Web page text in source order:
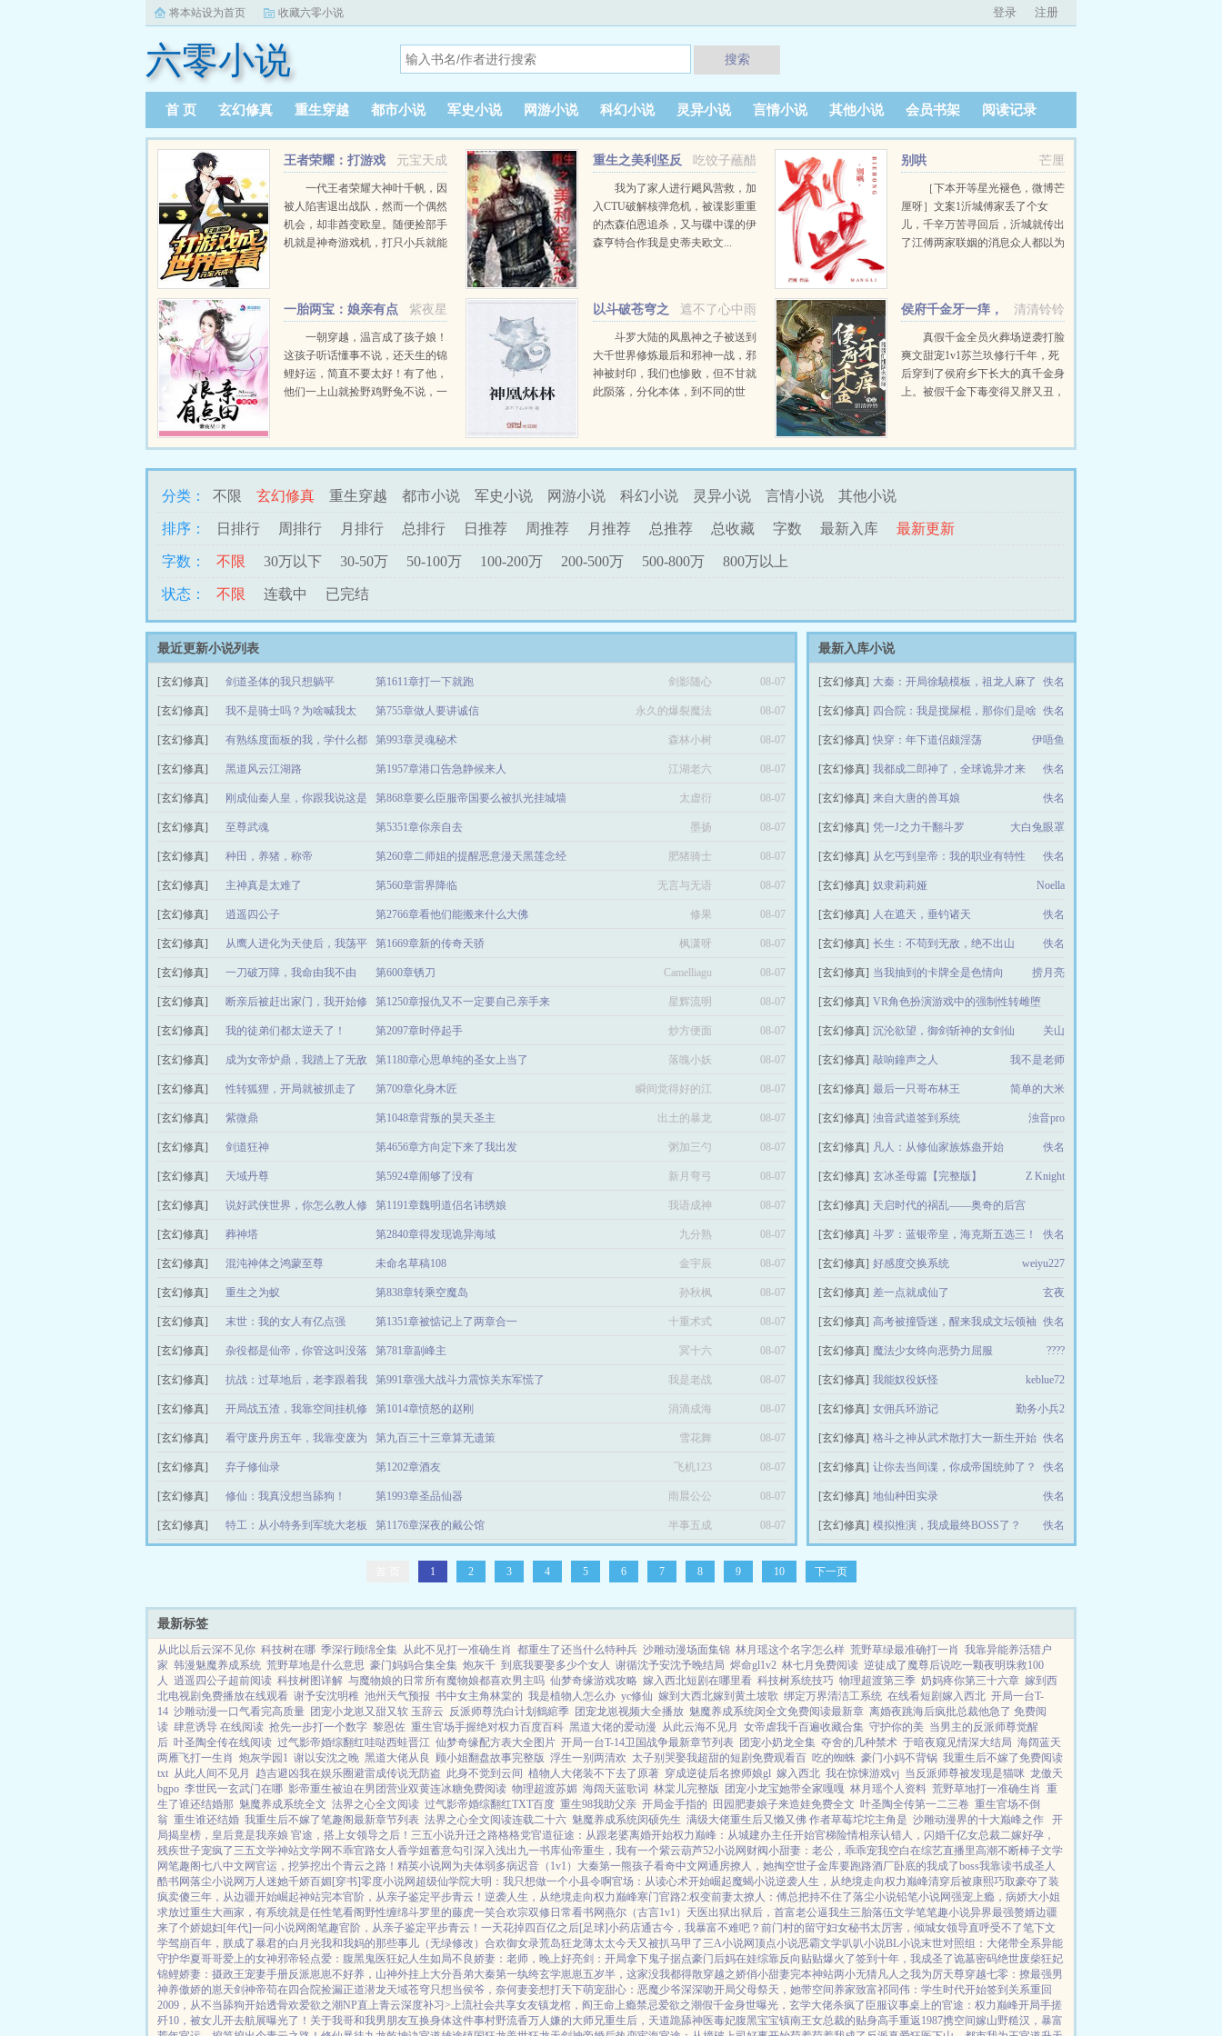
将本站设为首页 收藏六零小说 登录 注册
六零小说 搜索
首 页 玄幻修真 重生穿越 都市小说 军史小说 网游小说 科幻小说 灵异小说 言情小说 其他小说 会员书架 阅读记录
元宝天成
王者荣耀：打游戏
成世界首富
一代王者荣耀大神叶千帆，因
被人陷害退出战队，然而一个偶然
机会，却非酋变欧皇。随便捡部手
机就是神奇游戏机，打只小兵就能
思汗的坐骑一匹！...
吃饺子蘸醋
重生之美利坚反
我为了家人进行飓风营救，加
入CTU破解核弹危机，被谍影重重
的杰森伯恩追杀，又与碟中谍的伊
森亨特合作我是史蒂夫欧文...
芒厘
别哄
［下本开等星光褪色，微博芒
厘呀］文案1沂城傅家丢了个女
儿，千辛万苦寻回后，沂城就传出
了江傅两家联姻的消息众人都以为
紫夜星
一胎两宝：娘亲有点
一朝穿越，温言成了孩子娘！
这孩子听话懂事不说，还天生的锦
鲤好运，简直不要太好！有了他，
他们一上山就捡野鸡野兔不说，一
记忆力超群，学啥啥会，...
遮不了心中雨
以斗破苍穹之
姿武动大主宰
斗罗大陆的凤凰神之子被送到
大千世界修炼最后和邪神一战，邪
神被封印，我们也惨败，但不甘就
此陨落，分化本体，到不同的世
会让你知道，犯我大千者，杀无
清清铃铃
侯府千金牙一痒，
哥哥们排队火葬场
真假千金全员火葬场逆袭打脸
爽文甜宠1v1苏兰玖修行千年，死
后穿到了侯府乡下长大的真千金身
上。被假千金下毒变得又胖又丑，
假千...
分类： 不限 玄幻修真 重生穿越 都市小说 军史小说 网游小说 科幻小说 灵异小说 言情小说 其他小说
排序： 日排行 周排行 月排行 总排行 日推荐 周推荐 月推荐 总推荐 总收藏 字数 最新入库 最新更新
字数： 不限 30万以下 30-50万 50-100万 100-200万 200-500万 500-800万 800万以上
状态： 不限 连载中 已完结
最新入库小说
[玄幻修真] 大秦：开局徐驍模板，祖龙人麻了 佚名
[玄幻修真] 四合院：我是搅屎棍，那你们是啥 佚名
[玄幻修真] 快穿：年下道侣颇淫荡 伊唔鱼
[玄幻修真] 我都成二郎神了，全球诡异才来 佚名
[玄幻修真] 来自大唐的兽耳娘 佚名
[玄幻修真] 凭一J之力干翻斗罗 大白兔眼罩
[玄幻修真] 从乞丐到皇帝：我的职业有特性 佚名
[玄幻修真] 奴隶莉莉娅 Noella
[玄幻修真] 人在遮天，垂钓诸天 佚名
[玄幻修真] 长生：不苟到无敌，绝不出山 佚名
[玄幻修真] 当我抽到的卡牌全是色情向 捞月亮
[玄幻修真] VR角色扮演游戏中的强制性转雌堕
青烟雨
[玄幻修真] 沉沦欲望，御剑斩神的女剑仙 关山
[玄幻修真] 敲响鐘声之人 我不是老师
[玄幻修真] 最后一只哥布林王 简单的大米
[玄幻修真] 浊音武道签到系统 浊音pro
[玄幻修真] 凡人：从修仙家族炼蛊开始 佚名
[玄幻修真] 玄冰圣母篇【完整版】 Z Knight
[玄幻修真] 天启时代的祸乱——奥奇的后宫
神鬼剑士
[玄幻修真] 斗罗：蓝银帝皇，海克斯五选三！ 佚名
[玄幻修真] 好感度交换系统 weiyu227
[玄幻修真] 差一点就成仙了 玄夜
[玄幻修真] 高考被撞昏迷，醒来我成文坛领袖 佚名
[玄幻修真] 魔法少女终向恶势力屈服 ????
[玄幻修真] 我能奴役妖怪 keblue72
[玄幻修真] 女佣兵环游记 勤务小兵2
[玄幻修真] 格斗之神从武术散打大一新生开始 佚名
[玄幻修真] 让你去当间谍，你成帝国统帅了？ 佚名
[玄幻修真] 地仙种田实录 佚名
[玄幻修真] 模拟推演，我成最终BOSS了？ 佚名
最近更新小说列表
[玄幻修真] 剑道圣体的我只想躺平 第1611章打一下就跑 剑影随心 08-07
[玄幻修真] 我不是骑士吗？为啥喊我太
阳？
第755章做人要讲诚信 永久的爆裂魔法
使惠惠
08-07
[玄幻修真] 有熟练度面板的我，学什么都
快
第993章灵魂秘术 森林小树 08-07
[玄幻修真] 黑道风云江湖路 第1957章港口告急静候来人 江湖老六 08-07
[玄幻修真] 刚成仙秦人皇，你跟我说这是
洪荒
第868章要么臣服帝国要么被扒光挂城墙 太虚衍 08-07
[玄幻修真] 至尊武魂 第5351章你亲自去 墨扬 08-07
[玄幻修真] 种田，养猪，称帝 第260章二师姐的提醒恶意漫天黑莲念经 肥猪骑士 08-07
[玄幻修真] 主神真是太难了 第560章雷界降临 无言与无语 08-07
[玄幻修真] 逍遥四公子 第2766章看他们能搬来什么大佛 修果 08-07
[玄幻修真] 从鹰人进化为天使后，我荡平
诸神
第1669章新的传奇天骄 枫潇呀 08-07
[玄幻修真] 一刀破万障，我命由我不由
天！
第600章锈刀 Camelliagu 08-07
[玄幻修真] 断亲后被赶出家门，我开始修
仙
第1250章报仇又不一定要自己亲手来 星辉流明 08-07
[玄幻修真] 我的徒弟们都太逆天了！ 第2097章时停起手 炒方便面 08-07
[玄幻修真] 成为女帝炉鼎，我踏上了无敌
路
第1180章心思单纯的圣女上当了 落魄小妖 08-07
[玄幻修真] 性转狐狸，开局就被抓走了 第709章化身木匠 瞬间觉得好的江 08-07
[玄幻修真] 紫微鼎 第1048章背叛的昊天圣主 出土的暴龙 08-07
[玄幻修真] 剑道狂神 第4656章方向定下来了我出发 粥加三勺 08-07
[玄幻修真] 天域丹尊 第5924章闹够了没有 新月弯弓 08-07
[玄幻修真] 说好武侠世界，你怎么教人修
仙？
第1191章魏明道侣名讳绣娘 我语成神 08-07
[玄幻修真] 葬神塔 第2840章得发现诡异海域 九分熟 08-07
[玄幻修真] 混沌神体之鸿蒙至尊 未命名草稿108 金宇辰 08-07
[玄幻修真] 重生之为蚁 第838章转乘空魔岛 孙秋枫 08-07
[玄幻修真] 末世：我的女人有亿点强 第1351章被惦记上了两章合一 十重术式 08-07
[玄幻修真] 杂役都是仙帝，你管这叫没落
宗门
第781章副峰主 冥十六 08-07
[玄幻修真] 抗战：过草地后，老李跟着我
崛起
第991章强大战斗力震惊关东军慌了 我是老战 08-07
[玄幻修真] 开局战五渣，我靠空间挂机修
仙
第1014章愤怒的赵刚 涓滴成海 08-07
[玄幻修真] 看守废丹房五年，我靠变废为
宝证道成仙
第九百三十三章算无遗策 雪花舞 08-07
[玄幻修真] 弃子修仙录 第1202章酒友 飞机123 08-07
[玄幻修真] 修仙：我真没想当舔狗！ 第1993章圣品仙器 雨晨公公 08-07
[玄幻修真] 特工：从小特务到军统大老板 第1176章深夜的戴公馆 半事五成 08-07
1 2 3 4 5 6 7 8 9 10 下一页
最新标签
从此以后云深不见你 科技树在哪 季深行顾绵全集 从此不见打一准确生肖 都重生了还当什么特种兵 沙雕动漫场面集锦 林月瑶这个名字怎么样 荒野草绿最准确打一肖 我靠异能养活猎户
家 韩漫魅魔养成系统 荒野草地是什么意思 豪门妈妈合集全集 炮灰千 到底我要娶多少个女人 谢循沈予安沈予晚结局 烬命gl1v2 林七月免费阅读 逆徒成了魔尊后说吃一颗夜明珠救100
人 逍遥四公子超前阅读 科技树图详解 与魔物娘的日常所有魔物娘都喜欢男主吗 仙梦奇缘游戏攻略 嫁入西北短剧在哪里看 科技树系统技巧 物理超渡第三季 奶妈疼你第三十六章 嫁到西
北电视剧免费播放在线观看 谢予安沈明稚 池州天气预报 书中女主角林棠的 我是植物人怎么办 yc修仙 嫁到大西北嫁到黄土坡歌 绑定万界清洁工系统 在线看短剧嫁入西北 开局一台T-
14 沙雕动漫一口气看完高质量 团宠小龙崽又甜又软 玉辞云 反派师尊洗白计划鶴綰季 团宠龙崽视频大全播放 魅魔养成系统闵全文免费阅读最新章 离婚夜跳海后疯批总裁他急了 免费阅
读 肆意诱导 在线阅读 抢先一步打一个数字 黎恩佐 重生官场手握绝对权力百度百科 黑道大佬的爱动漫 从此云海不见月 女帝虐我千百遍收藏合集 守护你的美 当男主的反派师尊觉醒
后 叶圣陶全传在线阅读 过气影帝婚综翻红哇哒西蛙晋江 仙梦奇缘配方表大全图片 开局一台T-14卫国战争最新章节列表 团宠小奶龙全集 夺舍的几种禁术 于暗夜窥见情深大结局 海阔蓝天
两雁飞打一生肖 炮灰学园1 谢以安沈之晚 黑道大佬从良 顾小姐翻盘故事完整版 浮生一别两清欢 太子别哭娶我超甜的短剧免费观看百 吃的蜘蛛 豪门小妈不背锅 我重生后不嫁了免费阅读
txt 从此人间不见月 趋吉避凶我在娱乐圈避雷成传说无防盗 此身不觉到云间 植物人大佬装不下去了原著 穿成逆徒后名撩师娘gl 嫁入西北 我在惊悚游戏vj 当反派师尊被发现是猫咪 龙傲天
bgpo 李世民一玄武门在哪 影帝重生被迫在男团营业双黄连冰糖免费阅读 物理超渡苏媚 海阔天蓝歌词 林棠儿完整版 团宠小龙宝她带全家嘎嘎 林月瑶个人资料 荒野草地打一准确生肖 重
生了谁还结婚那 魅魔养成系统全文 法界之心全文阅读 过气影帝婚综翻红TXT百度 重生98我助父亲 开局金手指的 田园肥妻娘子来造娃免费全文 叶圣陶全传第一二三卷 重生官场不倒
翁 重生谁还结婚 我重生后不嫁了笔趣阁最新章节列表 法界之心全文阅读连载二十六 魅魔养成系统闵硕先生 满级大佬重生后又懒又佛 作者草莓坨坨主角是 沙雕动漫界的十大巅峰之作
开
局揭皇榜，皇后竟是我亲娘 官途，搭上女领导之后！ 三五小说升迁之路格格党官道征途：从跟老婆离婚开始权力巅峰：从城建办主任开始官梯险情相亲认错人，闪婚千亿女总裁二嫁好孕，
残疾世子宠疯了 三五文学神站文学网不乖官路女人香学姐蓄意勾引 深入浅出 九一书库仙帝重生，我有一个紫云葫芦52小说网 财阀小甜妻：老公，乖乖宠我空白在综艺直播里高潮不断棒子文学
网笔趣阁七八中文网官运，挖笋挖出个青云之路！ 精英小说网 为夫体弱多病迟音（1v1） 大秦第一熊孩子看奇中文网通房撩人，她掏空世子金库要跑路酒厂卧底的我成了boss我靠读书成圣人
酷书网落尘小说网万人迷她千娇百媚[穿书]零度小说网 超级仙学院大明：我只想做一个小县令啊官场：从读心术开始崛起魔蝎小说逆袭人生，从绝境走向权力巅峰清穿后被康熙巧取豪夺了装
疯卖傻三年，从边疆开始崛起神站完本官阶，从亲子鉴定平步青云！ 逆袭人生，从绝境走向权力巅峰寒门官路2:权变前妻太撩人：傅总把持不住了落尘小说铅笔小说网强宠上瘾，病娇大小姐
求放过重生大画家，有系统就是任性笔看阁 野性缠绵斗罗里的藤虎一笑合欢宗双修日常看书网燕尔（古言1v1） 天医出狱出狱后，首富老公逼我生三胎落伍文学笔笔趣小说异界最强赘婿边疆
来了个娇媳妇[年代]一问小说网 阁笔趣官阶，从亲子鉴定平步青云！ 一天花掉四百亿之后[足球]小药店通古今，我暴富不难吧？ 前门村的留守妇女秘书太厉害，倾城女领导直呼受不了笔下文
学驾崩百年，朕成了暴君的白月光我和我妈的那些事儿（无绿修改） 合欢御女录荒岛狂龙薄太太今天又被扒马甲了 三A小说网顶点小说恶霸文学叭叭小说BL小说末世对照组：大佬带全系异能
守护华夏哥哥爱上的女神邪帝轻点爱：腹黑鬼医狂妃人生如局不良娇妻：老师，晚上好亮剑：开局拿下鬼子据点豪门后妈在娃综靠反向贴贴爆火了签到十年，我成圣了诡墓密码绝世废柴狂妃
锦鲤娇妻：摄政王宠妻手册反派崽崽不好养，山神外挂上大分吾弟大秦第一纨绔玄学崽崽五岁半，这家没我都得散穿越之娇俏小甜妻完本神站两小无猜凡人之我为厉天尊穿越七零：撩最强男
神养傲娇的崽天剑神帝苟在四合院捡漏正道潜龙天域苍穹只想当侯爷，奈何妻妾想打天下萌宠甜心：恶魔少爷深深吻开局父母祭天，她带空间养家致富祁同伟：学生时代开始签到关系重回
2009，从不当舔狗开始透骨欢爱欲之潮NP直上青云深度补习>上流社会共享女友镇龙棺，阎王命上瘾禁忌爱欲之潮假千金身世曝光，玄学大佬杀疯了 臣服议事桌上的官途：权力巅峰开局手搓
歼10，被女儿开去航展曝光了！ 关于我哥和我男朋友互换身体这件事村野流香万人嫌的大师兄重生后，天道跪舔神医毒妃腹黑宝宝镇南王女总裁的贴身高手重返1987携空间嫁山野糙汉，暴富